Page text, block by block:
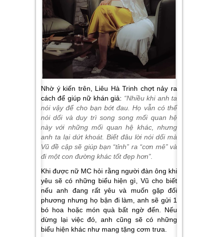
Nhờ ý kiến trên, Liêu Hà Trinh chợt nảy ra
cách để giúp nữ khán giả: “Nhiều khi anh ta
nói vậy để cho bạn bớt đau. Họ vẫn có thể
nói dối và duy trì song song mối quan hệ
này với những mối quan hệ khác, nhưng
anh ta lại dứt khoát. Biết đâu lời nói dối mà
Vũ đề cập sẽ giúp bạn “tỉnh” ra “cơn mê” và
đi một con đường khác tốt đẹp hơn”.
Khi được nữ MC hỏi rằng người đàn ông khi
yêu sẽ có những biểu hiện gì, Vũ cho biết
nếu anh đang rất yêu và muốn gặp đối
phương nhưng họ bận đi làm, anh sẽ gửi 1
bó hoa hoặc món quà bất ngờ đến. Nếu
dừng lại việc đó, anh cũng sẽ có những
biểu hiện khác như mang tặng cơm trưa.